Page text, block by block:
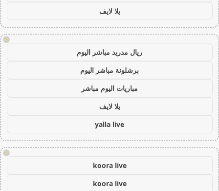
يلا لايف
!
ريال مدريد مباشر اليوم
برشلونة مباشر اليوم
مباريات اليوم مباشر
يلا لايف
yalla live
!
koora live
koora live